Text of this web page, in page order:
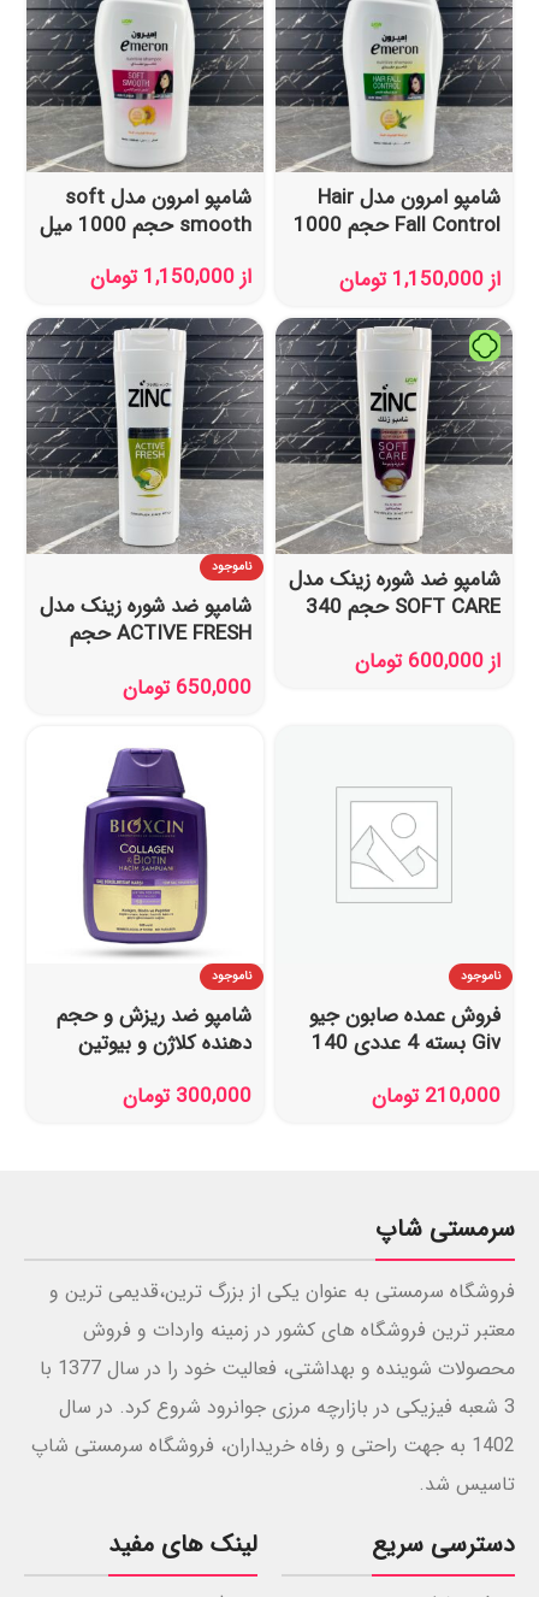
شامپو امرون مدل Hair
Fall Control حجم 1000
از1,150,000 تومان
شامپو امرون مدل soft
smooth حجم 1000 میل
از1,150,000 تومان
شامپو ضد شوره زینک مدل
SOFT CARE حجم 340
از600,000 تومان
ناموجود
شامپو ضد شوره زینک مدل
ACTIVE FRESH حجم
650,000 تومان
ناموجود
فروش عمده صابون جیو
Giv بسته 4 عددی 140
210,000 تومان
ناموجود
شامپو ضد ریزش و حجم
دهنده کلاژن و بیوتین
300,000 تومان
سرمستی شاپ
فروشگاه سرمستی به عنوان یکی از بزرگ ترین،قدیمی ترین و
معتبر ترین فروشگاه های کشور در زمینه واردات و فروش
محصولات شوینده و بهداشتی، فعالیت خود را در سال 1377 با
3 شعبه فیزیکی در بازارچه مرزی جوانرود شروع کرد. در سال
1402 به جهت راحتی و رفاه خریداران، فروشگاه سرمستی شاپ
تاسیس شد.
دسترسی سریع لینک های مفید